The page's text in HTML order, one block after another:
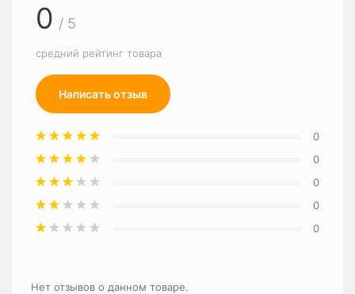
0 / 5
средний рейтинг товара
Написать отзыв
0
0
0
0
0
Нет отзывов о данном товаре.